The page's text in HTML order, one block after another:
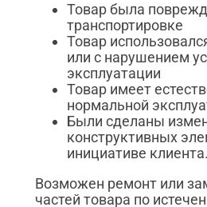
Товар была
транспортировке
Товар
или с нарушением
эксплуатации
Товар имеет
нормальной
Были сделаны
конструктивных
инициативе клиента.
Возможен ремонт или
частей товара по